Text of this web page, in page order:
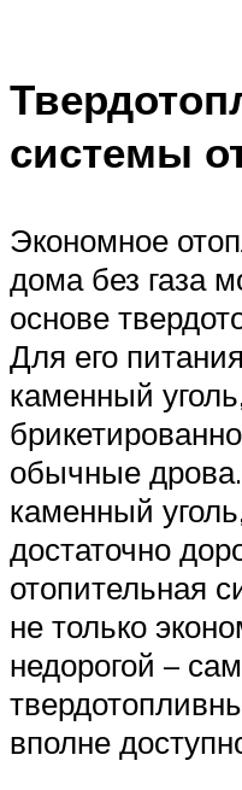
системы
Экономное
дома без газа
основе
Для его
каменный
обычные
каменный
достаточно
отопительная
не только
недорогой –
вполне